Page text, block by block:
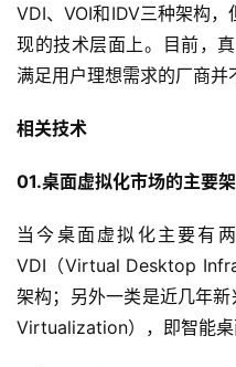
VDI、VOI和IDV三种架构
现的技术层面上。目前，
满足用户理想需求的厂商并
相关技术
01.桌面虚拟化市场的主要
当今桌面虚拟化主要有
VDI（Virtual Desktop
架构；另外一类是近几年
Virtualization），即智能桌